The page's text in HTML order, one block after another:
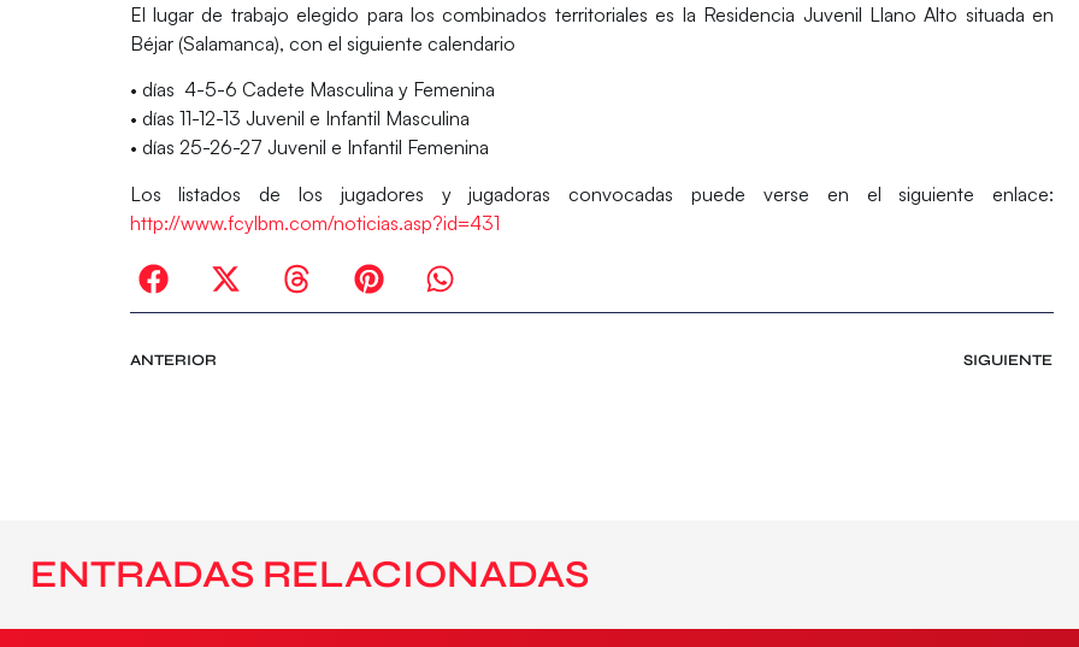
El lugar de trabajo elegido para los combinados territoriales es la Residencia Juvenil Llano Alto situada en
Béjar (Salamanca), con el siguiente calendario
• días 4-5-6 Cadete Masculina y Femenina
• días 11-12-13 Juvenil e Infantil Masculina
• días 25-26-27 Juvenil e Infantil Femenina
Los listados de los jugadores y jugadoras convocadas puede verse en el siguiente enlace:
http://www.fcylbm.com/noticias.asp?id=431
ANTERIOR SIGUIENTE
ENTRADAS RELACIONADAS